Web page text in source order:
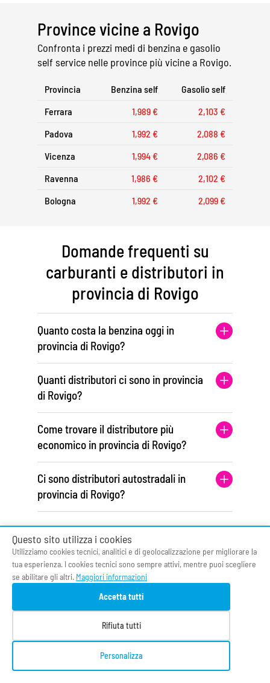
Province vicine a Rovigo
Confronta i prezzi medi di benzina e gasolio
self service nelle province più vicine a Rovigo.
Provincia Benzina self
Gasolio self
Ferrara
1,989 €
2,103 €
Padova
1,992 €
2,088 €
Vicenza
1,994 €
2,086 €
Ravenna
1,986 €
2,102 €
Bologna
1,992 € 2,099 €
Domande frequenti su
carburanti e distributori in
provincia di Rovigo
Quanto costa la benzina oggi in
provincia di Rovigo?
Quanti distributori ci sono in provincia
di Rovigo?
Come trovare il distributore più
economico in provincia di Rovigo?
Ci sono distributori autostradali in
provincia di Rovigo?
Benzina24 powered by O&DS
Soluzioni innovative per la PA e il mercato
I prezzi dei carburanti sono forniti dal Ministero
delle Imprese e del Made in Italy (MIMIT) e aggiornati
quotidianamente.
Questo sito utilizza i cookies
Utilizziamo cookies tecnici, analitici e di geolocalizzazione per migliorare la
tua esperienza. I cookies tecnici sono sempre attivi, mentre puoi scegliere
se abilitare gli altri. Maggiori informazioni
Accetta tutti
Rifiuta tutti
Personalizza